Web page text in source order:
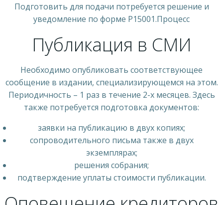
Подготовить для подачи потребуется решение и
уведомление по форме Р15001.Процесс
Публикация в СМИ
Необходимо опубликовать соответствующее
сообщение в издании, специализирующемся на этом.
Периодичность – 1 раз в течение 2-х месяцев. Здесь
также потребуется подготовка документов:
заявки на публикацию в двух копиях;
сопроводительного письма также в двух
экземплярах;
решения собрания;
подтверждение уплаты стоимости публикации.